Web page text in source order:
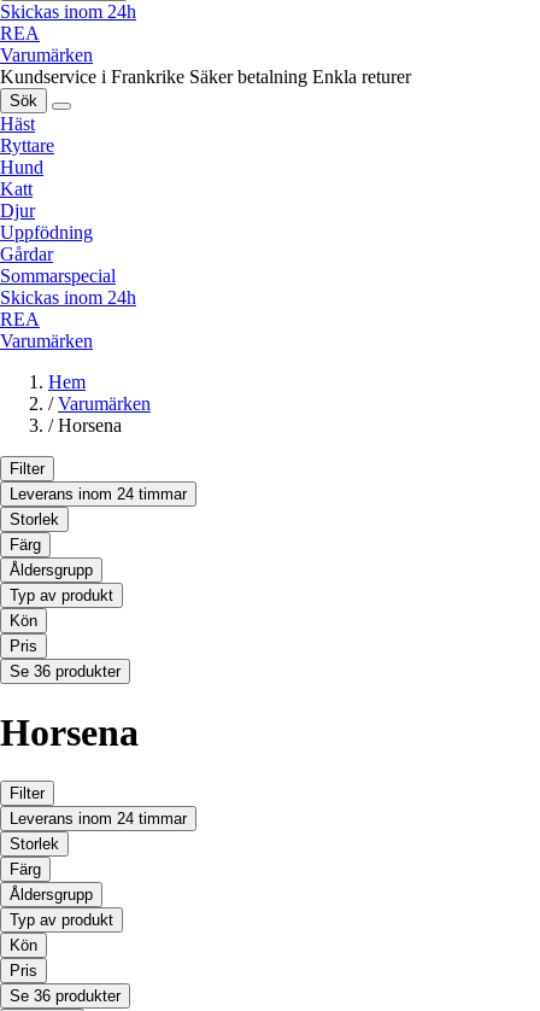
Skickas inom 24h
REA
Varumärken
Kundservice i Frankrike Säker betalning Enkla returer
Sök
Häst
Ryttare
Hund
Katt
Djur
Uppfödning
Gårdar
Sommarspecial
Skickas inom 24h
REA
Varumärken
Hem
/ Varumärken
/ Horsena
Filter
Leverans inom 24 timmar
Storlek
Färg
Åldersgrupp
Typ av produkt
Kön
Pris
Se 36 produkter
Horsena
Filter
Leverans inom 24 timmar
Storlek
Färg
Åldersgrupp
Typ av produkt
Kön
Pris
Se 36 produkter